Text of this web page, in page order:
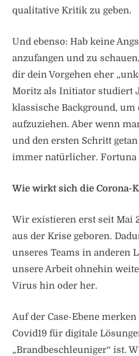
qualitative Kritik zu geben.
Und ebenso: Hab keine
anzufangen und zu
dir dein Vorgehen eher
Moritz als Initiator studiert
klassische Background,
aufzuziehen. Aber wenn
und den ersten Schritt
immer natürlicher. Fortuna
Wie wirkt sich die Corona-
Wir existieren erst seit Mai
aus der Krise geboren.
unseres Teams in anderen
unsere Arbeit ohnehin
Virus hin oder her.
Auf der Case-Ebene
Covid19 für digitale
„Brandbeschleuniger“ ist.